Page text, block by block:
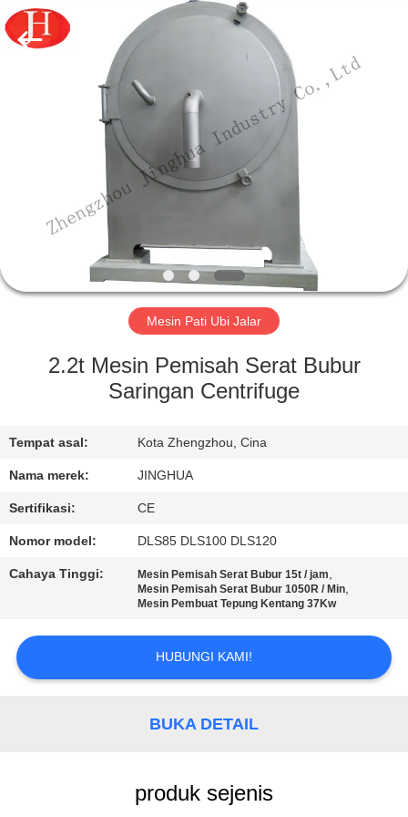
PRODUK
VIDEO
PERTUNJUKAN
VR
TENTANG
TUR
PABRIK
KONTROL
KAMI
PENAWARAN
Zhengzhou
Jinghua
Industry
Co.,Ltd..
Mesin Pati Ubi Jalar
2.2t Mesin Pemisah Serat Bubur
Saringan Centrifuge
Tempat asal: Kota Zhengzhou, Cina
Nama merek: JINGHUA
Sertifikasi: CE
Nomor model: DLS85 DLS100 DLS120
Cahaya Tinggi: Mesin Pemisah Serat Bubur 15t / jam,
Mesin Pemisah Serat Bubur 1050R / Min,
Mesin Pembuat Tepung Kentang 37Kw
HUBUNGI KAMI!
BUKA DETAIL
produk sejenis